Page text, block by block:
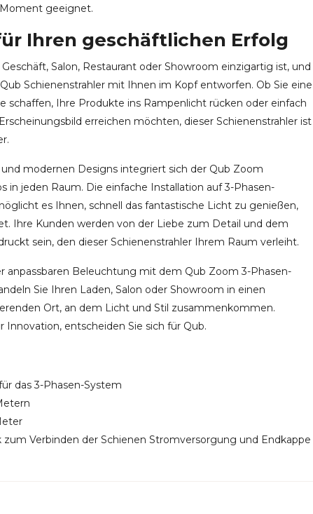
geeignet.
Ihren geschäftlichen Erfolg
Salon, Restaurant oder Showroom einzigartig ist, und
Schienenstrahler mit Ihnen im Kopf entworfen. Ob Sie eine
schaffen, Ihre Produkte ins Rampenlicht rücken oder einfach
erreichen möchten, dieser Schienenstrahler ist
und modernen Designs integriert sich der Qub Zoom
in jeden Raum. Die einfache Installation auf 3-Phasen-
es Ihnen, schnell das fantastische Licht zu genießen,
Ihre Kunden werden von der Liebe zum Detail und dem
sein, den dieser Schienenstrahler Ihrem Raum verleiht.
anpassbaren Beleuchtung mit dem Qub Zoom 3-Phasen-
Sie Ihren Laden, Salon oder Showroom in einen
Ort, an dem Licht und Stil zusammenkommen.
Innovation, entscheiden Sie sich für Qub.
das 3-Phasen-System
zum Verbinden der Schienen Stromversorgung und Endkappe